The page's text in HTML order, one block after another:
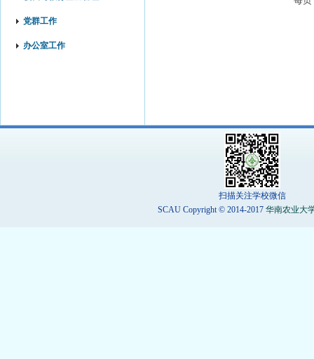
党群工作
办公室工作
扫描关注学校微信
SCAU Copyright © 2014-2017 华南农业大